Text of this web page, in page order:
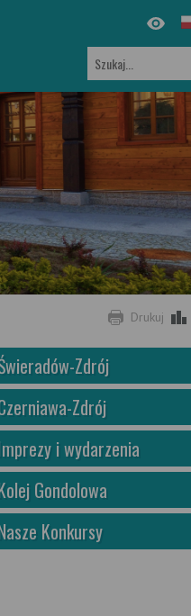
Drukuj
Zdrój
Zdrój
i wydarzenia
Gondolowa
Konkursy